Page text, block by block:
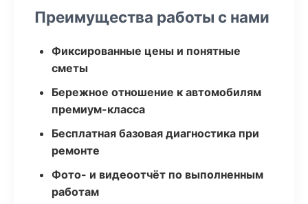
Преимущества работы с нами
Фиксированные цены и понятные
сметы
Бережное отношение к автомобилям
премиум-класса
Бесплатная базовая диагностика при
ремонте
Фото- и видеоотчёт по выполненным
работам